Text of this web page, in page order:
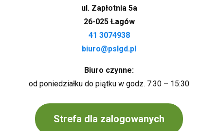
ul. Zapłotnia 5a
26-025 Łagów
41 3074938
biuro@pslgd.pl
Biuro czynne:
od poniedziałku do piątku w godz. 7:30 – 15:30
Strefa dla zalogowanych